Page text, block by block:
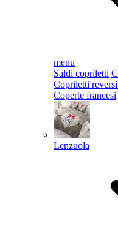
menu
Saldi copriletti
Copriletti
Coperte francesi
Lenzuola